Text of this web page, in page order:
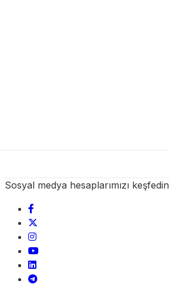
Sosyal medya hesaplarımızı keşfedin